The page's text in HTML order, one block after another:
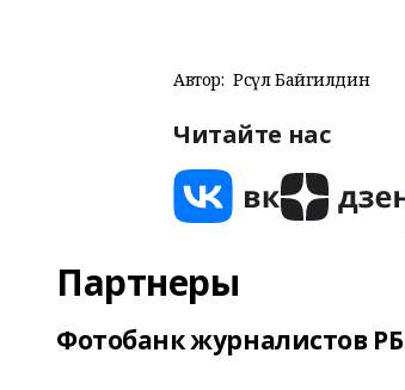
Автор: Рәсүл Байгилдин
Читайте нас
Партнеры
Фотобанк журналистов РБ